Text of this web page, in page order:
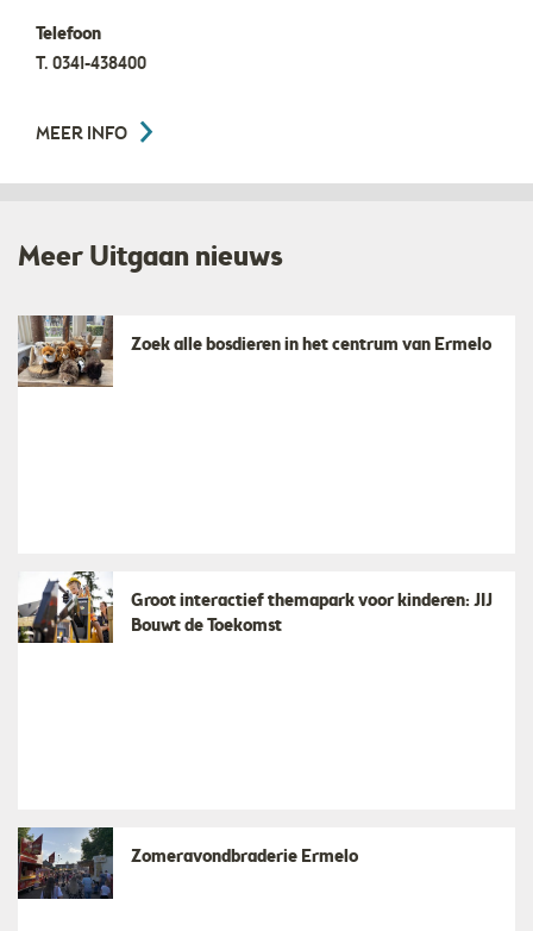
Telefoon
T. 0341-438400
MEER INFO
Meer Uitgaan nieuws
Zoek alle bosdieren in het centrum van Ermelo
Groot interactief themapark voor kinderen: JIJ
Bouwt de Toekomst
Zomeravondbraderie Ermelo